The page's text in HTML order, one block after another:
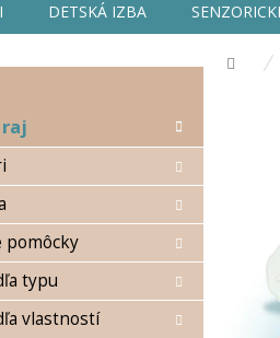
DETSKÁ IZBA
pomôcky
typu
vlastností